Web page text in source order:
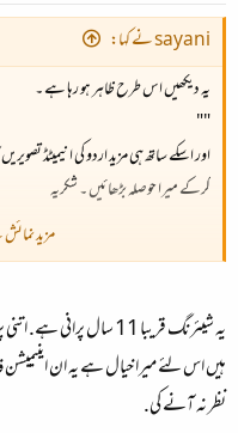
sayani نے کہا:
یہ دیکھیں اس طرح ظاہر ہو رہا ہے ۔
""
اور اسکے ساتھ ہی مزید اردو کی انیمیٹڈ
کرکے میرا حوصلہ بڑھائیں ۔ شکریہ​
""
مزید
یہ شیئرنگ قریبا 11 سال
ہیں اس لئے میرا خیال ہے یہ ان
نظر نہ آنے کی.